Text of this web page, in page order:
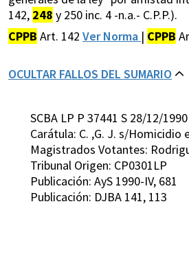
142, 248 y 250 inc. 4 -n.a.- C.P.P.).
CPPB Art. 142 Ver Norma | CPPB
OCULTAR FALLOS DEL SUMARIO
SCBA LP P 37441 S 28/12/
Carátula: C. ,G. J. s/Homicidio
Magistrados Votantes:
Tribunal Origen: CP0301LP
Publicación: AyS 1990-IV, 681
Publicación: DJBA 141, 113